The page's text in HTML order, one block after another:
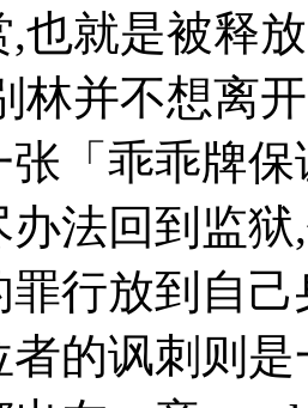
也就是被释
林并不想离
「乖乖牌
法回到监
罪行放到自
的讽刺则